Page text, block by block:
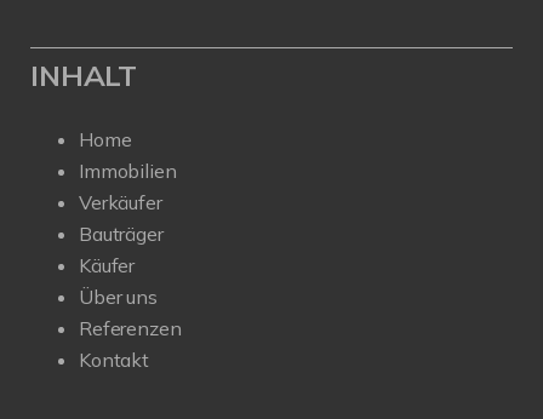
INHALT
Home
Immobilien
Verkäufer
Bauträger
Käufer
Über uns
Referenzen
Kontakt